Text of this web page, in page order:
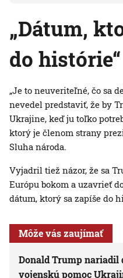
„Dátum,
do histórie“
„Je to neuveriteľné, čo sa
nevedel predstaviť, že by
Ukrajine, keď ju toľko
ktorý je členom strany
Sluha národa.
Vyjadril tiež názor, že sa
Európu bokom a uzavrieť
dátum, ktorý sa zapíše do
Môže vás zaujímať
Donald Trump nariadil
vojenskú pomoc